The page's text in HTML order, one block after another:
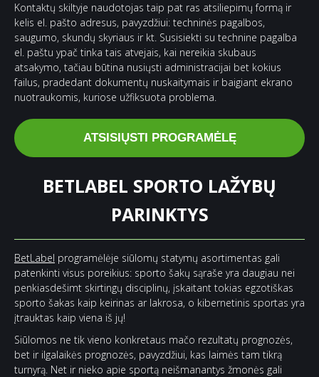
Kontaktų skiltyje naudotojas taip pat ras atsiliepimų formą ir
kelis el. pašto adresus, pavyzdžiui: techninės pagalbos,
saugumo, skundų skyriaus ir kt. Susisiekti su technine pagalba
el. paštu ypač tinka tais atvejais, kai nereikia skubaus
atsakymo, tačiau būtina nusiųsti administracijai bet kokius
failus, pradedant dokumentų nuskaitymais ir baigiant ekrano
nuotraukomis, kuriose užfiksuota problema.
ATSISIŲSTI PROGRAMĖLĘ
BETLABEL SPORTO LAŽYBŲ
PARINKTYS
BetLabel programėlėje siūlomų statymų asortimentas gali
patenkinti visus poreikius: sporto šakų sąraše yra daugiau nei
penkiasdešimt skirtingų disciplinų, įskaitant tokias egzotiškas
sporto šakas kaip keirinas ar lakrosa, o kibernetinis sportas yra
įtrauktas kaip viena iš jų!
Siūlomos ne tik vieno konkretaus mačo rezultatų prognozės,
bet ir ilgalaikės prognozės, pavyzdžiui, kas laimės tam tikrą
turnyrą. Net ir nieko apie sportą neišmanantys žmonės gali